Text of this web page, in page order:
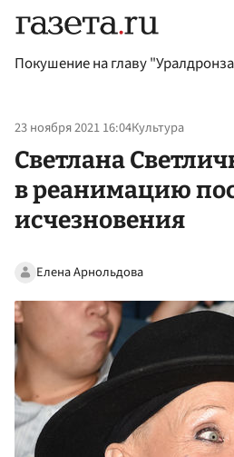
Покушение на главу
23 ноября 2021 16:04Культура
Светлана
в реанимацию
исчезновения
Елена Арнольдова